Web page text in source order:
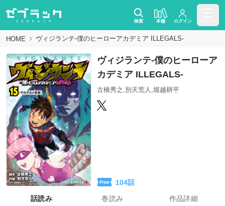
検索 本棚 ログイン
HOME ヴィジランテ-僕のヒーローアカデミア ILLEGALS-
ヴィジランテ-僕のヒーローア
カデミア ILLEGALS-
古橋秀之,別天荒人,堀越耕平
104話
話読み
巻読み 作品詳細